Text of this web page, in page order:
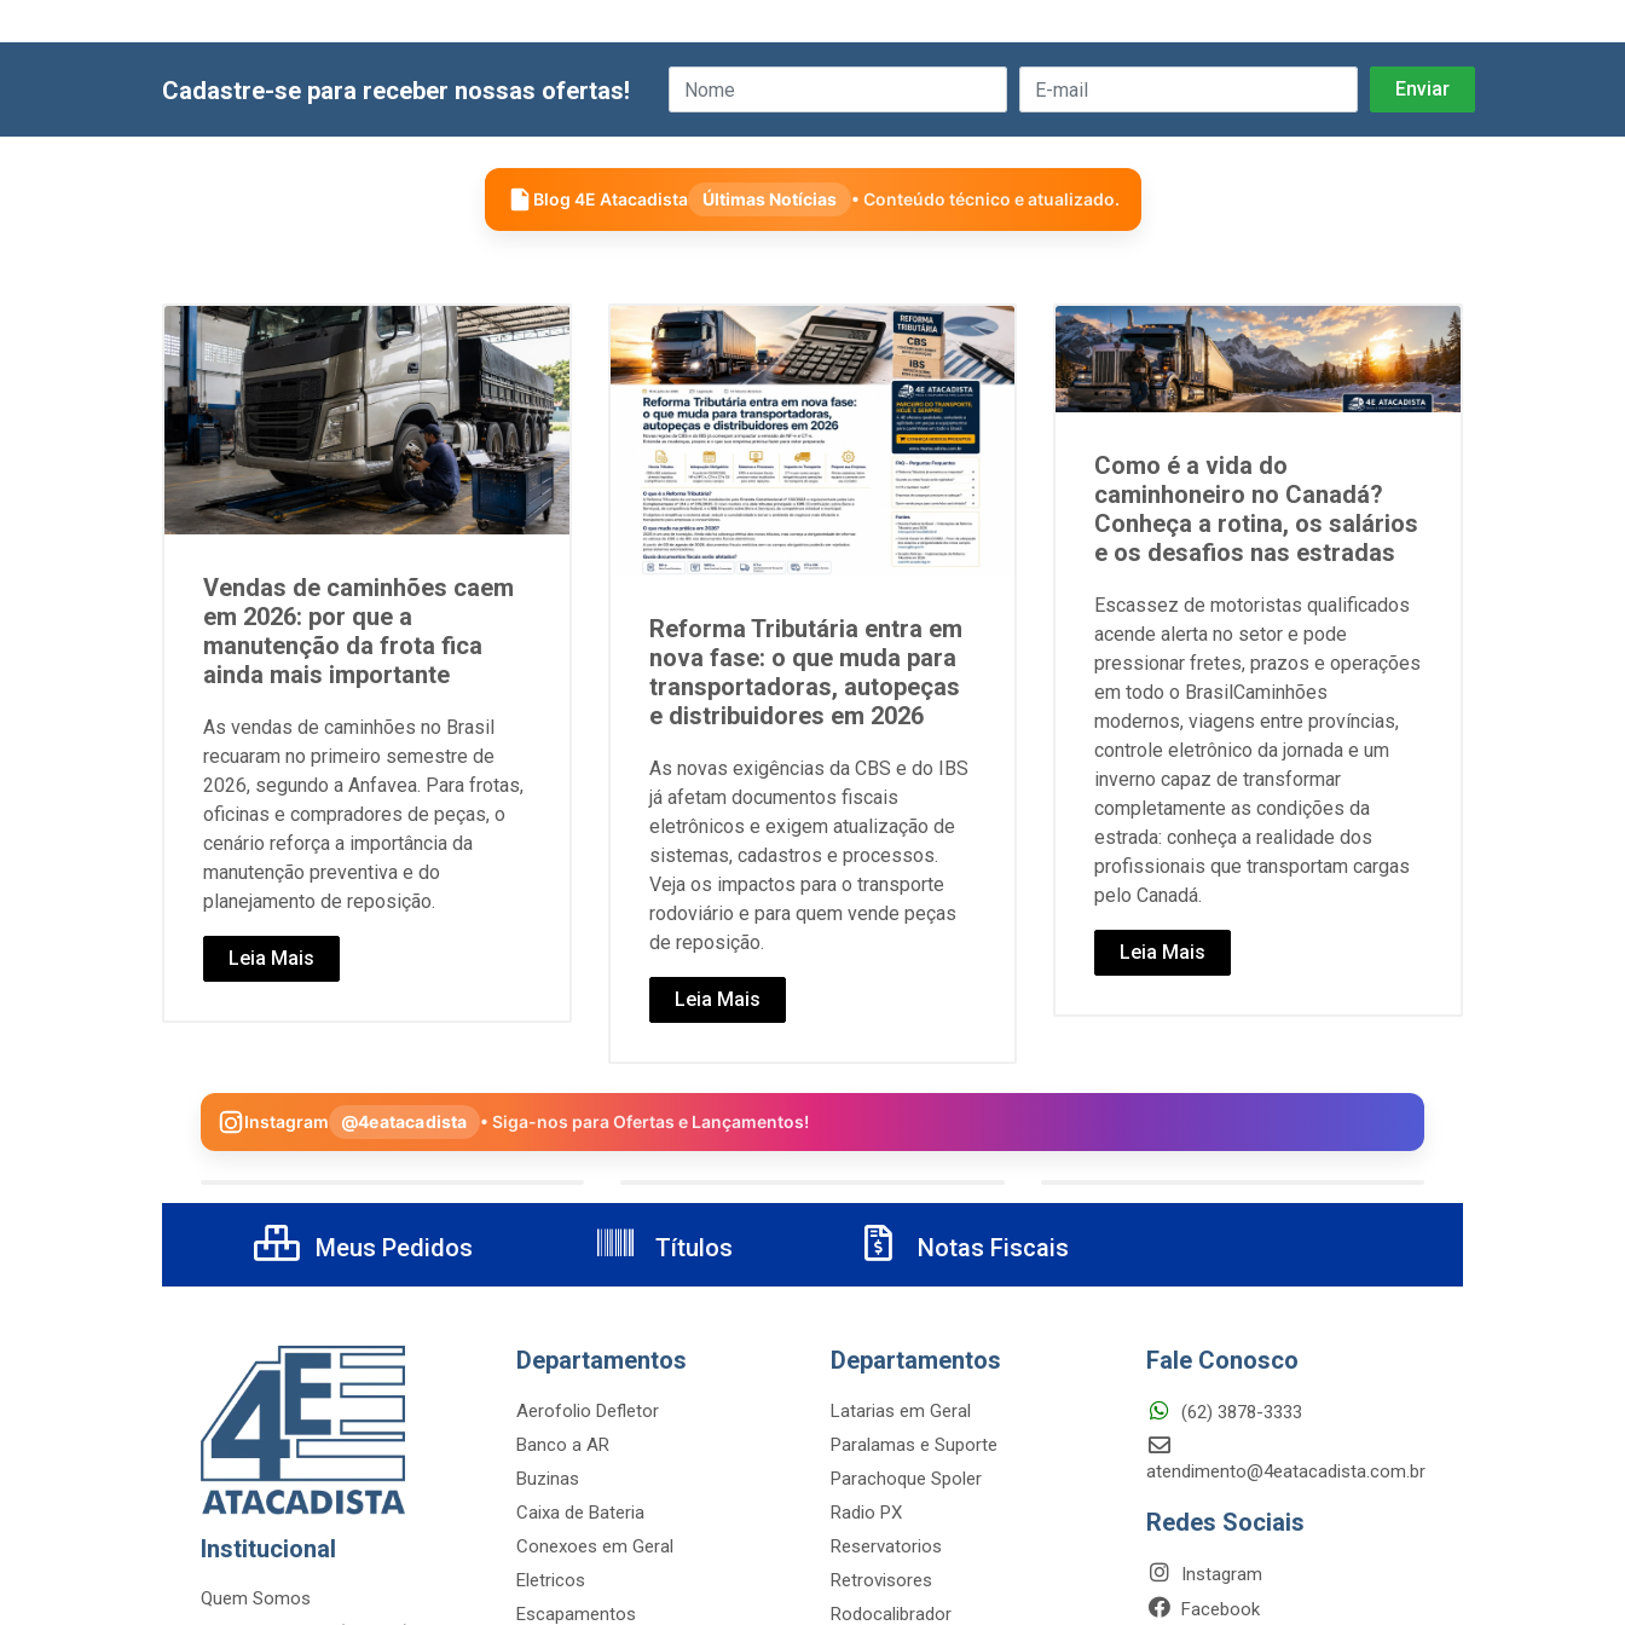
Cadastre-se para receber nossas ofertas!
Blog 4E Atacadista Últimas Notícias • Conteúdo técnico e atualizado.
Vendas de caminhões caem
em 2026: por que a
manutenção da frota fica
ainda mais importante
As vendas de caminhões no Brasil
recuaram no primeiro semestre de
2026, segundo a Anfavea. Para frotas,
oficinas e compradores de peças, o
cenário reforça a importância da
manutenção preventiva e do
planejamento de reposição.
Leia Mais
Reforma Tributária entra em
nova fase: o que muda para
transportadoras, autopeças
e distribuidores em 2026
As novas exigências da CBS e do IBS
já afetam documentos fiscais
eletrônicos e exigem atualização de
sistemas, cadastros e processos.
Veja os impactos para o transporte
rodoviário e para quem vende peças
de reposição.
Leia Mais
Como é a vida do
caminhoneiro no Canadá?
Conheça a rotina, os salários
e os desafios nas estradas
Escassez de motoristas qualificados
acende alerta no setor e pode
pressionar fretes, prazos e operações
em todo o BrasilCaminhões
modernos, viagens entre províncias,
controle eletrônico da jornada e um
inverno capaz de transformar
completamente as condições da
estrada: conheça a realidade dos
profissionais que transportam cargas
pelo Canadá.
Leia Mais
Instagram @4eatacadista • Siga-nos para Ofertas e Lançamentos!
Meus Pedidos Títulos Notas Fiscais
Institucional
Quem Somos
Departamentos
Aerofolio Defletor
Banco a AR
Buzinas
Caixa de Bateria
Conexoes em Geral
Eletricos
Escapamentos
Departamentos
Latarias em Geral
Paralamas e Suporte
Parachoque Spoler
Radio PX
Reservatorios
Retrovisores
Rodocalibrador
Fale Conosco
(62) 3878-3333
atendimento@4eatacadista.com.br
Redes Sociais
Instagram
Facebook